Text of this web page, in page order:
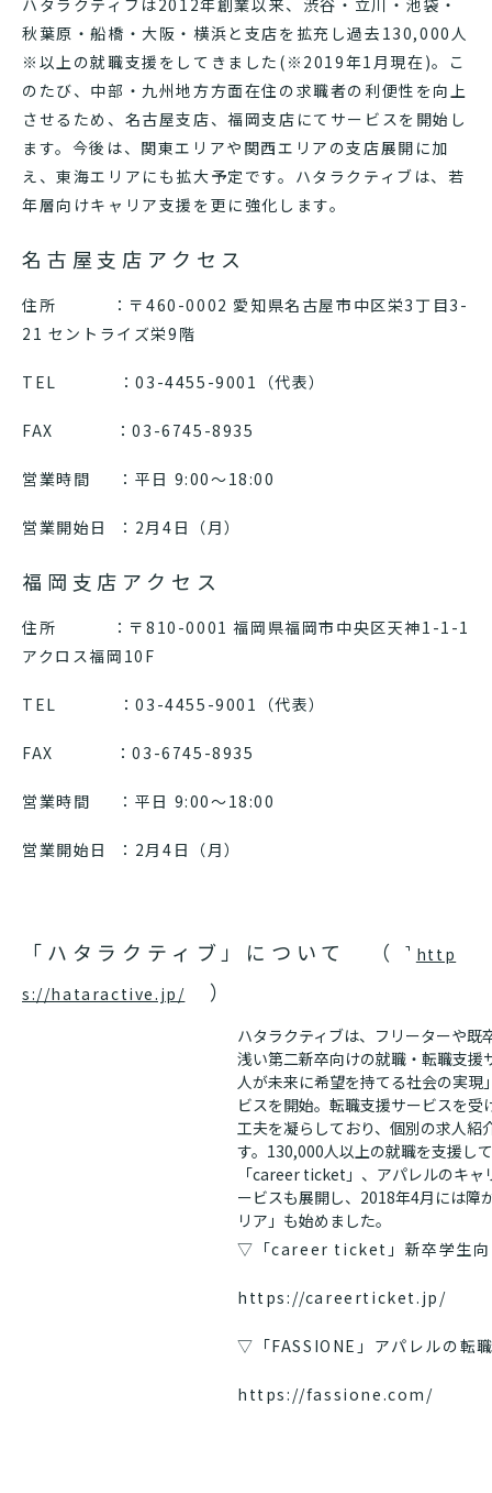
秋葉原・船橋・大阪・横浜と支店を拡充し過去130,000人
※以上の就職支援をしてきました(※2019年1月現在)。こ
のたび、中部・九州地方方面在住の求職者の利便性を向上
させるため、名古屋支店、福岡支店にてサービスを開始し
ます。今後は、関東エリアや関西エリアの支店展開に加
え、東海エリアにも拡大予定です。ハタラクティブは、若
年層向けキャリア支援を更に強化します。
名古屋支店アクセス
住所 ：〒460-0002 愛知県名古屋市中区栄3丁目3-
21 セントライズ栄9階
TEL ：03-4455-9001（代表）
FAX ：03-6745-8935
営業時間 ：平日 9:00～18:00
営業開始日 ：2月4日（月）
福岡支店アクセス
住所 ：〒810-0001 福岡県福岡市中央区天神1-1-1
アクロス福岡10F
TEL ：03-4455-9001（代表）
FAX ：03-6745-8935
営業時間 ：平日 9:00～18:00
営業開始日 ：2月4日（月）
「ハタラクティブ」について （
http
s://hataractive.jp/
）
ハタラクティブは、フリーターや
浅い第二新卒向けの就職・転職支援
人が未来に希望を持てる社会の実
ビスを開始。転職支援サービスを
工夫を凝らしており、個別の求人
す。130,000人以上の就職を支援し
「career ticket」、アパレルのキャ
ービスも展開し、2018年4月には障
リア」も始めました。
▽「career ticket」新卒学生向
https://careerticket.jp/
▽「FASSIONE」アパレルの転
https://fassione.com/